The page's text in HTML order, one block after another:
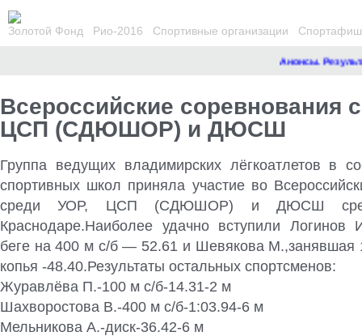
Золотой Фонд Рио-2016 Спортивные организации
Анонсы.
Всероссийские соревнования
ЦСП (СДЮШОР) и ДЮСШ
Группа ведущих владимирских лёгкоатлетов в
спортивных школ приняла участие во
среди УОР, ЦСП (СДЮШОР) и ДЮСШ
Краснодаре.Наиболее удачно вступили
беге на 400 м с/б — 52.61 и Шевякова М.,занявшая
копья -48.40.Результаты остальных спортсменов:
Журавлёва П.-100 м с/б-14.31-2 м
Шахворостова В.-400 м с/б-1:03.94-6 м
Мельникова А.-диск-36.42-6 м